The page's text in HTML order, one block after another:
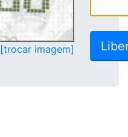
[trocar imagem]